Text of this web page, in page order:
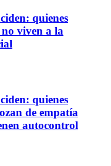
quienes
no viven a la
quienes
de empatía
autocontrol